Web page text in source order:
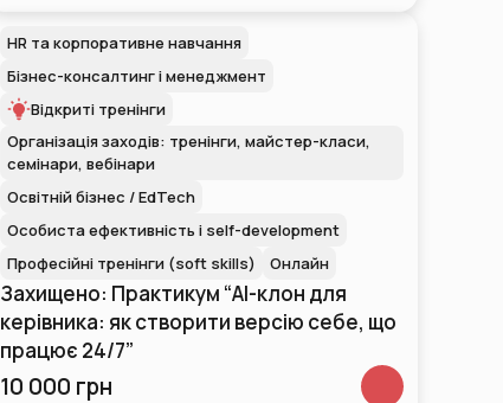
HR та корпоративне навчання
Бізнес-консалтинг і менеджмент
Відкриті тренінги
Організація заходів: тренінги, майстер-класи,
семінари, вебінари
Освітній бізнес / EdTech
Особиста ефективність і self-development
Професійні тренінги (soft skills)
Онлайн
Захищено: Практикум “AI-клон для
керівника: як створити версію себе, що
працює 24/7”
10 000 грн